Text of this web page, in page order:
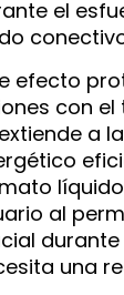
el
efecto
con
a
al
una